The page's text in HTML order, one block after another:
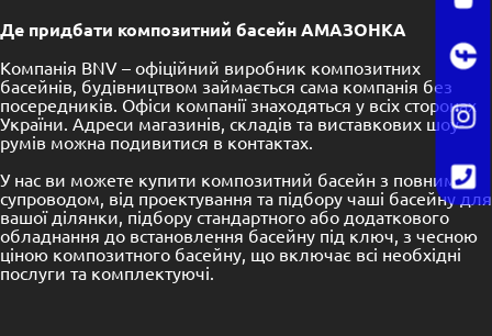
Де придбати композитний басейн АМАЗОНКА
Компанія BNV – офіційний виробник композитних
басейнів, будівництвом займається сама компанія без
посередників. Офіси компанії знаходяться у всіх сторонах
України. Адреси магазинів, складів та виставкових шоу-
румів можна подивитися в контактах.
У нас ви можете купити композитний басейн з повним
супроводом, від проектування та підбору чаші басейну для
вашої ділянки, підбору стандартного або додаткового
обладнання до встановлення басейну під ключ, з чесною
ціною композитного басейну, що включає всі необхідні
послуги та комплектуючі.